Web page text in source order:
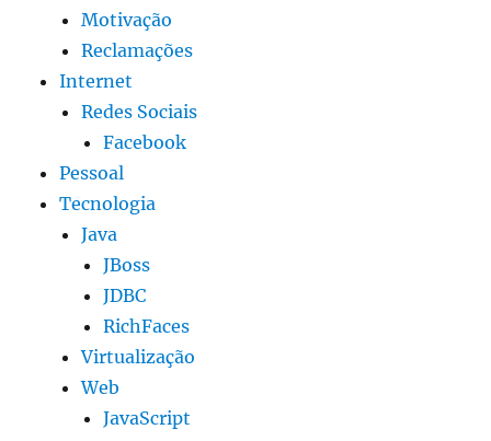
Motivação
Reclamações
Internet
Redes Sociais
Facebook
Pessoal
Tecnologia
Java
JBoss
JDBC
RichFaces
Virtualização
Web
JavaScript